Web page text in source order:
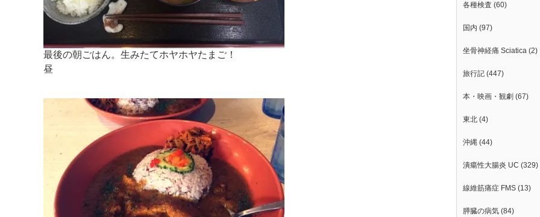
最後の朝ごはん。生みたてホヤホヤたまご！
昼
各種検査 (60)
国内 (97)
坐骨神経痛 Sciatica (2)
旅行記 (447)
本・映画・観劇 (67)
東北 (4)
沖縄 (44)
潰瘍性大腸炎 UC (329)
線維筋痛症 FMS (13)
膵臓の病気 (84)